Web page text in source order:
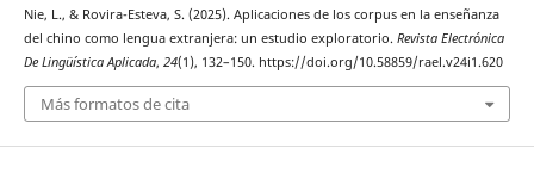
Nie, L., & Rovira-Esteva, S. (2025). Aplicaciones de los corpus en la enseñanza
del chino como lengua extranjera: un estudio exploratorio. Revista Electrónica
De Lingüística Aplicada, 24(1), 132–150. https://doi.org/10.58859/rael.v24i1.620
Más formatos de cita